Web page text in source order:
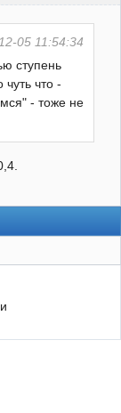
05 11:54:34
ступень
что -
- тоже не